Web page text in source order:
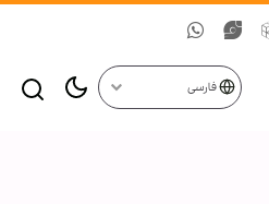
فارسی